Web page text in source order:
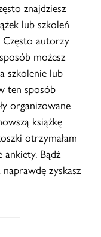
znajdziesz
lub szkoleń
Często autorzy
możesz
szkolenie lub
ten sposób
organizowane
książkę
otrzymałam
ankiety. Bądź
zyskasz